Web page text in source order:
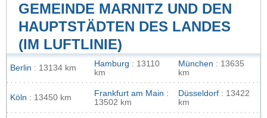
GEMEINDE MARNITZ UND DEN
HAUPTSTÄDTEN DES LANDES
(IM LUFTLINIE)
Berlin : 13134 km Hamburg : 13110
km
München : 13635
km
Köln : 13450 km Frankfurt am Main :
13502 km
Düsseldorf : 13422
km